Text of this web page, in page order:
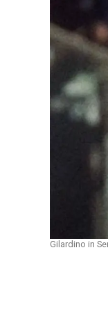
Gilardino in